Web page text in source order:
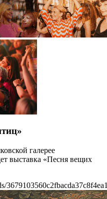
галерее
выставка «Песня вещих